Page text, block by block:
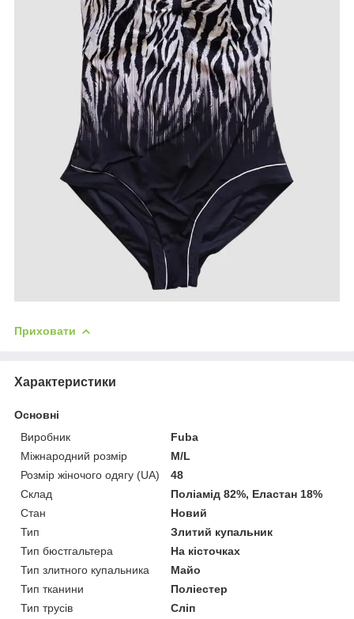
Приховати
Характеристики
Основні
Виробник
Fuba
Міжнародний розмір
M/L
Розмір жіночого одягу (UA)
48
Склад
Поліамід 82%, Еластан 18%
Стан
Новий
Тип
Злитий купальник
Тип бюстгальтера
На кісточках
Тип злитного купальника
Майо
Тип тканини
Поліестер
Тип трусів
Сліп